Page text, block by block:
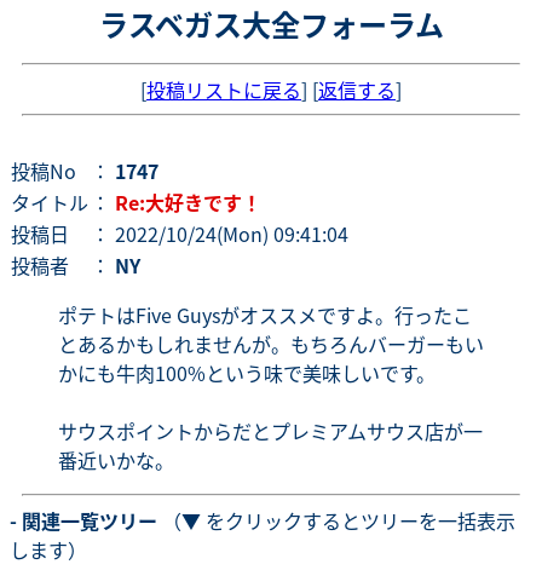
ラスベガス大全フォーラム
[投稿リストに戻る] [返信する]
投稿No ： 1747
タイトル ： Re:大好きです！
投稿日
： 2022/10/24(Mon) 09:41:04
投稿者
： NY
ポテトはFive Guysがオススメですよ。行ったこ
とあるかもしれませんが。もちろんバーガーもい
かにも牛肉100%という味で美味しいです。
サウスポイントからだとプレミアムサウス店が一
番近いかな。
- 関連一覧ツリー （▼ をクリックするとツリーを一括表示
します）